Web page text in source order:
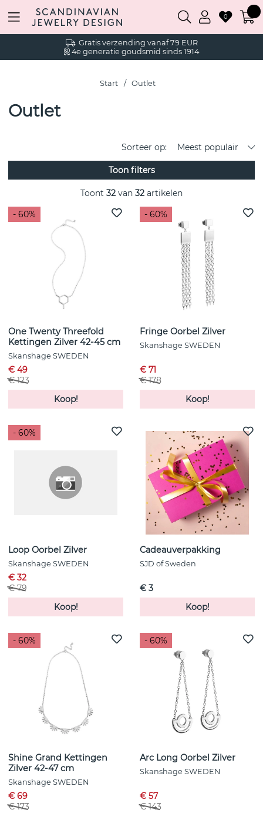
Gratis verzending vanaf 79 EUR
4e generatie goudsmid sinds 1914
0
Start Outlet
Outlet
Sorteer op: Meest populair
Toon filters
Toont 32 van 32 artikelen
- 60%
One Twenty Threefold
Kettingen Zilver 42-45 cm
Skanshage SWEDEN
€ 49
€ 123
Koop!
- 60%
Fringe Oorbel Zilver
Skanshage SWEDEN
€ 71
€ 178
Koop!
- 60%
Loop Oorbel Zilver
Skanshage SWEDEN
€ 32
€ 79
Koop!
Cadeauverpakking
SJD of Sweden
€ 3
Koop!
- 60%
Shine Grand Kettingen
Zilver 42-47 cm
Skanshage SWEDEN
€ 69
€ 173
- 60%
Arc Long Oorbel Zilver
Skanshage SWEDEN
€ 57
€ 143